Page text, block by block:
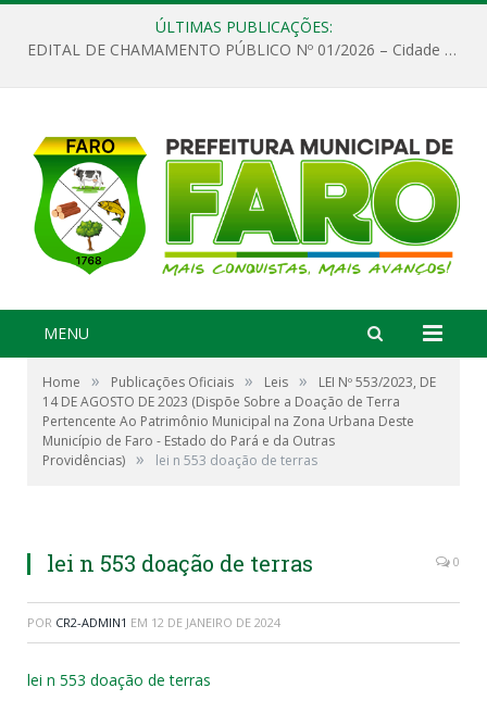
ÚLTIMAS PUBLICAÇÕES:
EDITAL DE CHAMAMENTO PÚBLICO Nº 01/2026 – Cidade de Faro
MENU
Home » Publicações Oficiais » Leis »
LEI Nº 553/2023, DE
14 DE AGOSTO DE 2023 (Dispõe Sobre a Doação de Terra
Pertencente Ao Patrimônio Municipal na Zona Urbana Deste
Município de Faro - Estado do Pará e da Outras
Providências) » lei n 553 doação de terras
lei n 553 doação de terras 0
POR CR2-ADMIN1 EM 12 DE JANEIRO DE 2024
lei n 553 doação de terras